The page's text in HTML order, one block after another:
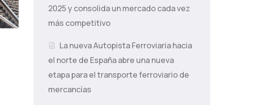
2025 y consolida un mercado cada vez
más competitivo
La nueva Autopista Ferroviaria hacia
el norte de España abre una nueva
etapa para el transporte ferroviario de
mercancías